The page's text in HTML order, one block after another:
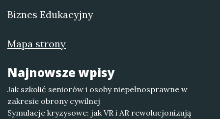
Biznes Edukacyjny
Mapa strony
Najnowsze wpisy
Jak szkolić seniorów i osoby niepełnosprawne w
zakresie obrony cywilnej
Symulacje kryzysowe: jak VR i AR rewolucjonizują